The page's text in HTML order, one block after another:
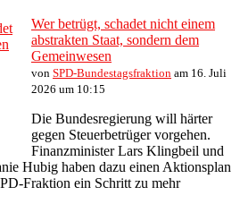
Wer betrügt, schadet nicht einem
abstrakten Staat, sondern dem
Gemeinwesen
von SPD-Bundestagsfraktion am 16. Juli
2026 um 10:15
Die Bundesregierung will härter
gegen Steuerbetrüger vorgehen.
Finanzminister Lars Klingbeil und
Hubig haben dazu einen Aktionsplan
Fraktion ein Schritt zu mehr